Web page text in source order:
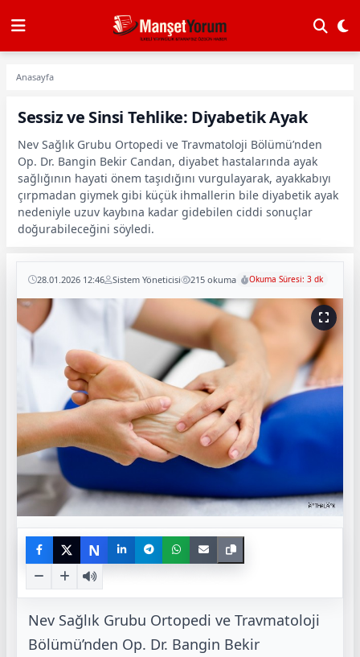
Anasayfa
Sessiz ve Sinsi Tehlike: Diyabetik Ayak
Nev Sağlık Grubu Ortopedi ve Travmatoloji Bölümü’nden
Op. Dr. Bangin Bekir Candan, diyabet hastalarında ayak
sağlığının hayati önem taşıdığını vurgulayarak, ayakkabıyı
çırpmadan giymek gibi küçük ihmallerin bile diyabetik ayak
nedeniyle uzuv kaybına kadar gidebilen ciddi sonuçlar
doğurabileceğini söyledi.
28.01.2026 12:46 Sistem Yöneticisi 215 okuma Okuma Süresi: 3 dk
N
Nev Sağlık Grubu Ortopedi ve Travmatoloji
Bölümü’nden Op. Dr. Bangin Bekir